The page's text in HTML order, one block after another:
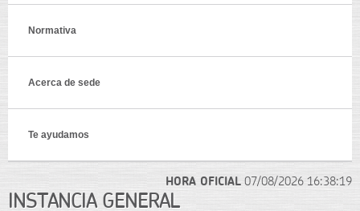
Normativa
Acerca de sede
Te ayudamos
HORA OFICIAL 07/08/2026 16:38:19
INSTANCIA GENERAL